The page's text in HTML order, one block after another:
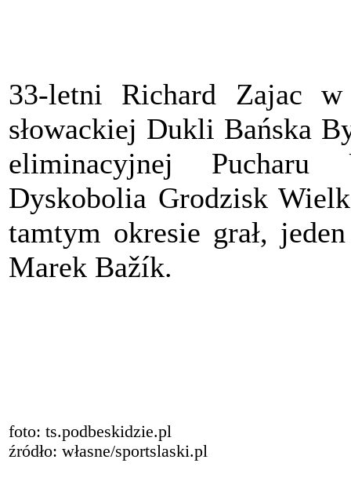
33-letni Richard Zajac
słowackiej Dukli Bańska
eliminacyjnej Pucharu
Dyskobolia Grodzisk
tamtym okresie grał,
Marek Bažík.
foto: ts.podbeskidzie.pl
źródło: własne/sportslaski.pl